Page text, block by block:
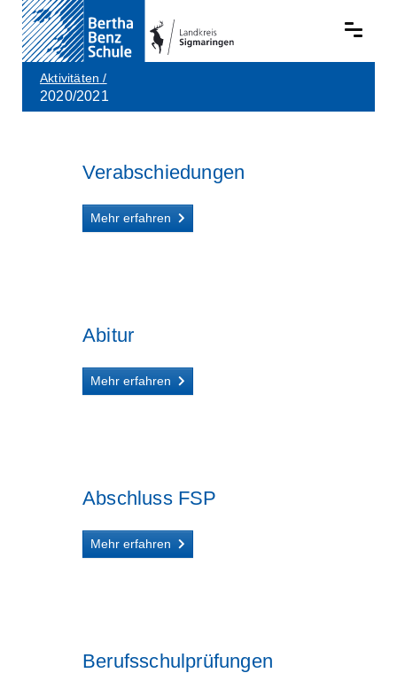
Aktivitäten /
2020/2021
Verabschiedungen
Mehr erfahren
Abitur
Mehr erfahren
Abschluss FSP
Mehr erfahren
Berufsschulprüfungen